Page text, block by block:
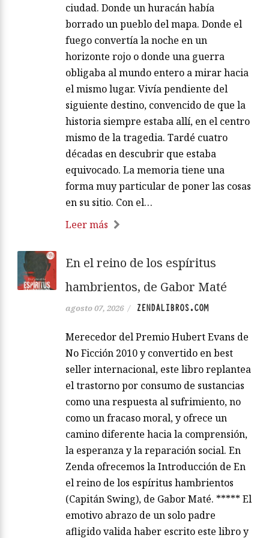
ciudad. Donde un huracán había
borrado un pueblo del mapa. Donde el
fuego convertía la noche en un
horizonte rojo o donde una guerra
obligaba al mundo entero a mirar hacia
el mismo lugar. Vivía pendiente del
siguiente destino, convencido de que la
historia siempre estaba allí, en el centro
mismo de la tragedia. Tardé cuatro
décadas en descubrir que estaba
equivocado. La memoria tiene una
forma muy particular de poner las cosas
en su sitio. Con el…
Leer más
En el reino de los espíritus
hambrientos, de Gabor Maté
agosto 07, 2026 / ZENDALIBROS.COM
Merecedor del Premio Hubert Evans de
No Ficción 2010 y convertido en best
seller internacional, este libro replantea
el trastorno por consumo de sustancias
como una respuesta al sufrimiento, no
como un fracaso moral, y ofrece un
camino diferente hacia la comprensión,
la esperanza y la reparación social. En
Zenda ofrecemos la Introducción de En
el reino de los espíritus hambrientos
(Capitán Swing), de Gabor Maté. ***** El
emotivo abrazo de un solo padre
afligido valida haber escrito este libro y